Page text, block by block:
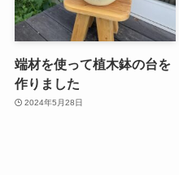
端材を使って植木鉢の台を
作りました
2024年5月28日